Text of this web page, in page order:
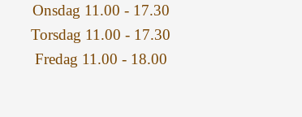
Onsdag 11.00 - 17.30
Torsdag 11.00 - 17.30
Fredag 11.00 - 18.00